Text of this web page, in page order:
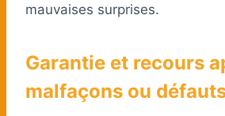
mauvaises surprises.
Garantie et recours
malfaçons ou